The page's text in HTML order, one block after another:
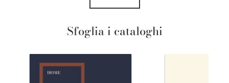
Sfoglia i cataloghi